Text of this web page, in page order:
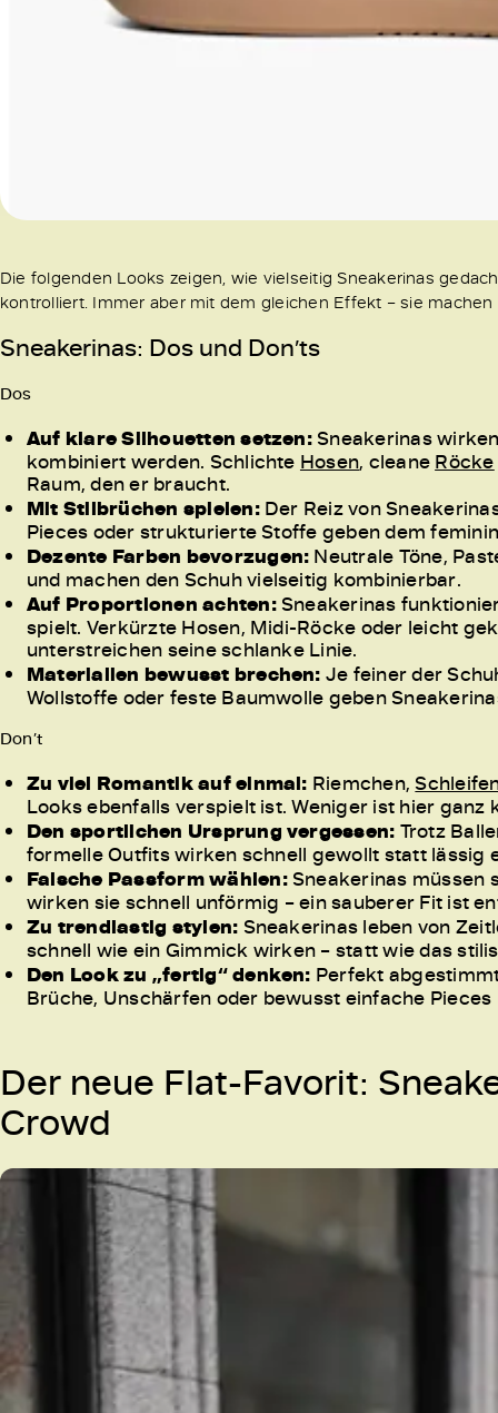
Die folgenden Looks zeigen, wie vielseitig Sneakerinas
kontrolliert. Immer aber mit dem gleichen Effekt – sie
Sneakerinas: Dos und Don’ts
Dos
Auf klare Silhouetten setzen:Sneakerinas
kombiniert werden. Schlichte Hosen, cleane Röcke
Raum, den er braucht.
Mit Stilbrüchen spielen:Der Reiz von
Pieces oder strukturierte Stoffe geben dem
Dezente Farben bevorzugen: Neutrale Töne,
und machen den Schuh vielseitig kombinierbar.
Auf Proportionen achten:Sneakerinas
spielt. Verkürzte Hosen, Midi-Röcke oder leicht
unterstreichen seine schlanke Linie.
Materialien bewusst brechen: Je feiner der
Wollstoffe oder feste Baumwolle geben
Don’t
Zu viel Romantik auf einmal: Riemchen,
Looks ebenfalls verspielt ist. Weniger ist hier ganz
Den sportlichen Ursprung vergessen: Trotz
formelle Outfits wirken schnell gewollt statt lässig
Falsche Passform wählen:Sneakerinas müssen
wirken sie schnell unförmig – ein sauberer Fit ist
Zu trendlastig stylen: Sneakerinas leben von
schnell wie ein Gimmick wirken – statt wie das
Den Look zu „fertig“ denken: Perfekt
Brüche, Unschärfen oder bewusst einfache
Der neue Flat-Favorit:
Crowd